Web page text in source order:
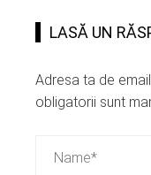
LASĂ UN
Adresa ta de
obligatorii sunt